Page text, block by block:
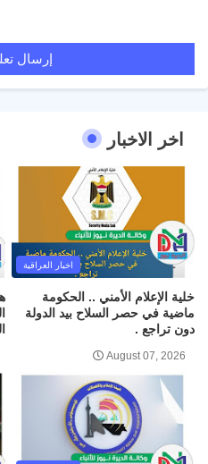
إرسال
اخر الاخبار
اخبار العراقية
خلية الإعلام الأمني .. الحكومة
ماضية في حصر السلاح بيد الدولة
دون تراجع .
August 07, 2026